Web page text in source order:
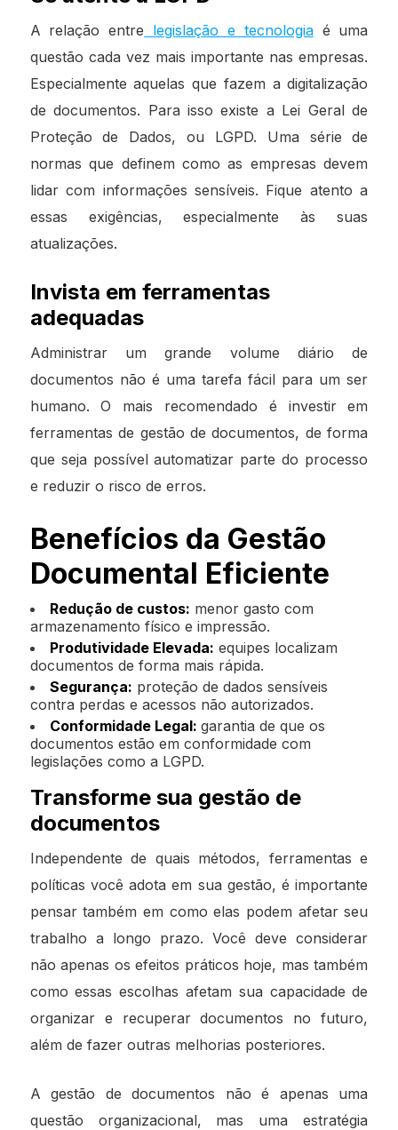
A relação entre legislação e tecnologiaé uma
questão cada vez mais importante nas empresas.
Especialmente aquelas que fazem a digitalização
de documentos. Para isso existe a Lei Geral de
Proteção de Dados, ou LGPD. Uma série de
normas que definem como as empresas devem
lidar com informações sensíveis. Fique atento a
essas exigências, especialmente às suas
atualizações.
Invista em ferramentas
adequadas
Administrar um grande volume diário de
documentos não é uma tarefa fácil para um ser
humano. O mais recomendado é investir em
ferramentas de gestão de documentos, de forma
que seja possível automatizar parte do processo
e reduzir o risco de erros.
Benefícios da Gestão
Documental Eficiente
Redução de custos: menor gasto com
armazenamento físico e impressão.
Produtividade Elevada: equipes localizam
documentos de forma mais rápida.
Segurança: proteção de dados sensíveis
contra perdas e acessos não autorizados.
Conformidade Legal: garantia de que os
documentos estão em conformidade com
legislações como a LGPD.
Transforme sua gestão de
documentos
Independente de quais métodos, ferramentas e
políticas você adota em sua gestão, é importante
pensar também em como elas podem afetar seu
trabalho a longo prazo. Você deve considerar
não apenas os efeitos práticos hoje, mas também
como essas escolhas afetam sua capacidade de
organizar e recuperar documentos no futuro,
além de fazer outras melhorias posteriores.
A gestão de documentos não é apenas uma
questão organizacional, mas uma estratégia